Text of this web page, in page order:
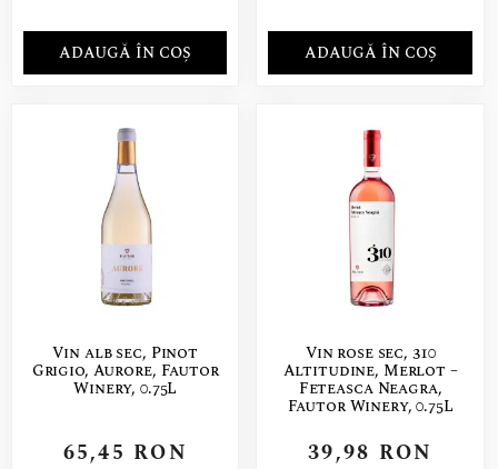
ADAUGĂ ÎN COȘ ADAUGĂ ÎN COȘ
Vin alb sec, Pinot
Grigio, Aurore, Fautor
Winery, 0.75L
65,45 RON
Vin rose sec, 310
Altitudine, Merlot –
Feteasca Neagra,
Fautor Winery, 0.75L
39,98 RON